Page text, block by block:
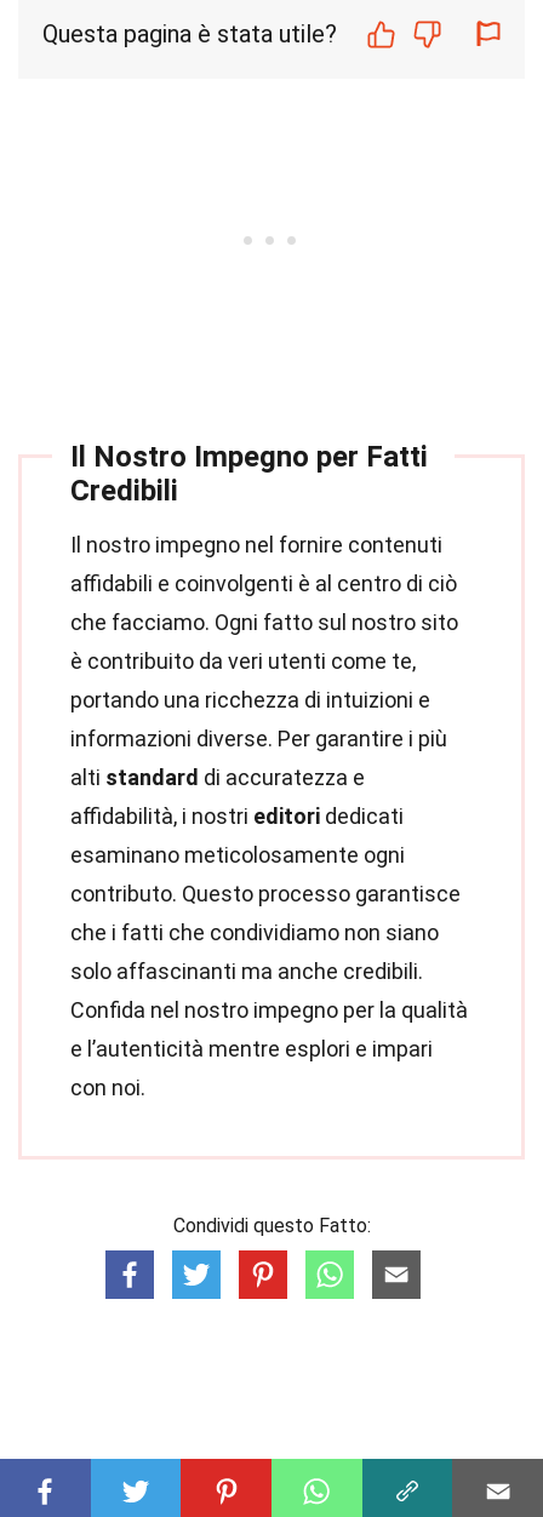
Questa pagina è stata utile?
Il Nostro Impegno per Fatti
Credibili
Il nostro impegno nel fornire contenuti
affidabili e coinvolgenti è al centro di ciò
che facciamo. Ogni fatto sul nostro sito
è contribuito da veri utenti come te,
portando una ricchezza di intuizioni e
informazioni diverse. Per garantire i più
alti standard di accuratezza e
affidabilità, i nostri editori dedicati
esaminano meticolosamente ogni
contributo. Questo processo garantisce
che i fatti che condividiamo non siano
solo affascinanti ma anche credibili.
Confida nel nostro impegno per la qualità
e l’autenticità mentre esplori e impari
con noi.
Condividi questo Fatto: